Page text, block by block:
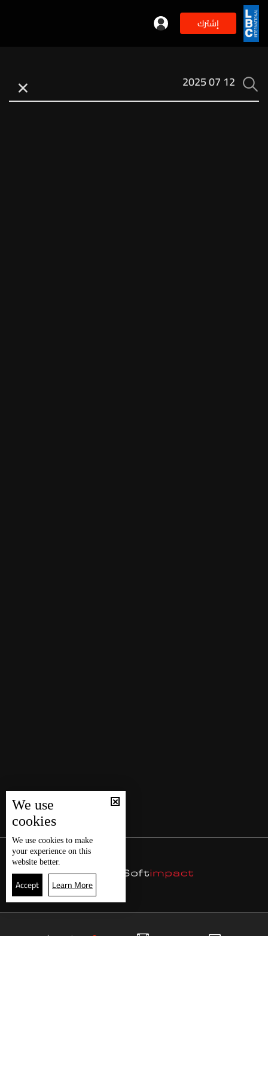
إشترك
4
We use
cookies
We use cookies to make
your experience on this
website better.
Accept Learn More
موقع البرامج الجدول البث المباشر